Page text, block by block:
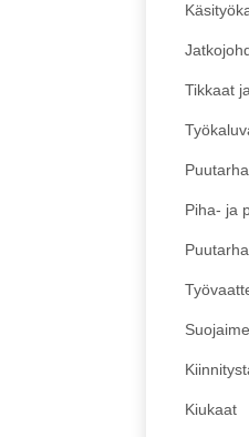
Tikkaat
Piha- ja
Kiukaat